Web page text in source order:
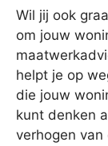
Wil jij ook
om jouw
helpt je op
die jouw
kunt denken
verhogen